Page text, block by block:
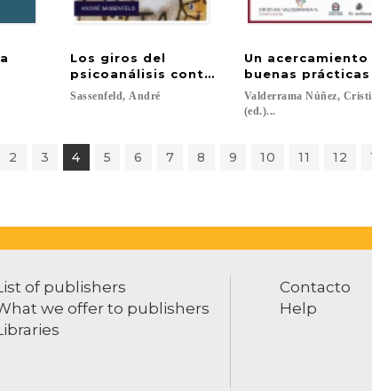
Los giros del
psicoanálisis contemporáneo: una
Sassenfeld, André
Un acercamiento
buenas
Valderrama Núñez,
(ed.)...
2 3 4 5 6 7 8 9 10 11 12
of publishers
we offer to publishers
Contacto
Help